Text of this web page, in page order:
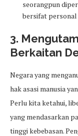
seorangpun
bersifat
3.
Berkaitan
Negara yang
hak asasi manusia
Perlu kita ketahui,
yang mendasarkan
tinggi kebebasan.